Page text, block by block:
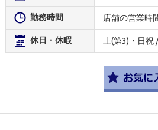
勤務時間 店舗の営業時
休日・休暇 土(第3)・日祝